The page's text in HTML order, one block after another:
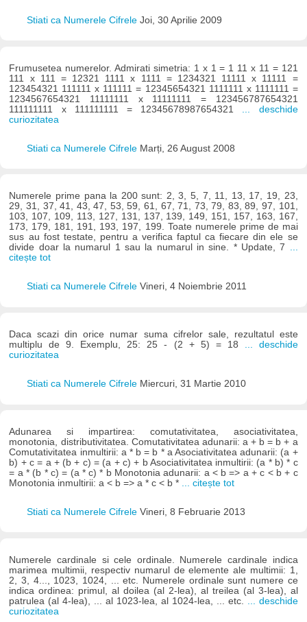
Stiati ca Numerele Cifrele Joi, 30 Aprilie 2009
Frumusetea numerelor. Admirati simetria: 1 x 1 = 1 11 x 11 = 121
111 x 111 = 12321 1111 x 1111 = 1234321 11111 x 11111 =
123454321 111111 x 111111 = 12345654321 1111111 x 1111111 =
1234567654321 11111111 x 11111111 = 123456787654321
111111111 x 111111111 = 12345678987654321
... deschide
curiozitatea
Stiati ca Numerele Cifrele Marți, 26 August 2008
Numerele prime pana la 200 sunt: 2, 3, 5, 7, 11, 13, 17, 19, 23,
29, 31, 37, 41, 43, 47, 53, 59, 61, 67, 71, 73, 79, 83, 89, 97, 101,
103, 107, 109, 113, 127, 131, 137, 139, 149, 151, 157, 163, 167,
173, 179, 181, 191, 193, 197, 199. Toate numerele prime de mai
sus au fost testate, pentru a verifica faptul ca fiecare din ele se
divide doar la numarul 1 sau la numarul in sine. * Update, 7 ...
citește tot
Stiati ca Numerele Cifrele Vineri, 4 Noiembrie 2011
Daca scazi din orice numar suma cifrelor sale, rezultatul este
multiplu de 9. Exemplu, 25: 25 - (2 + 5) = 18 ... deschide
curiozitatea
Stiati ca Numerele Cifrele Miercuri, 31 Martie 2010
Adunarea si impartirea: comutativitatea, asociativitatea,
monotonia, distributivitatea. Comutativitatea adunarii: a + b = b + a
Comutativitatea inmultirii: a * b = b * a Asociativitatea adunarii: (a +
b) + c = a + (b + c) = (a + c) + b Asociativitatea inmultirii: (a * b) * c
= a * (b * c) = (a * c) * b Monotonia adunarii: a < b => a + c < b + c
Monotonia inmultirii: a < b => a * c < b *
... citește tot
Stiati ca Numerele Cifrele Vineri, 8 Februarie 2013
Numerele cardinale si cele ordinale. Numerele cardinale indica
marimea multimii, respectiv numarul de elemente ale multimii: 1,
2, 3, 4..., 1023, 1024, ... etc. Numerele ordinale sunt numere ce
indica ordinea: primul, al doilea (al 2-lea), al treilea (al 3-lea), al
patrulea (al 4-lea), ... al 1023-lea, al 1024-lea, ... etc.
... deschide
curiozitatea